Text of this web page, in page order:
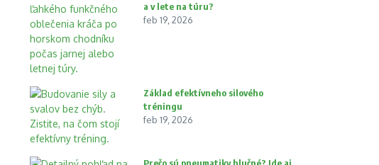
a v lete na túru?
feb 19, 2026
Základ efektívneho silového
tréningu
feb 19, 2026